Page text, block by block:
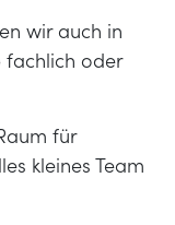
wir auch in
fachlich oder
für
kleines Team